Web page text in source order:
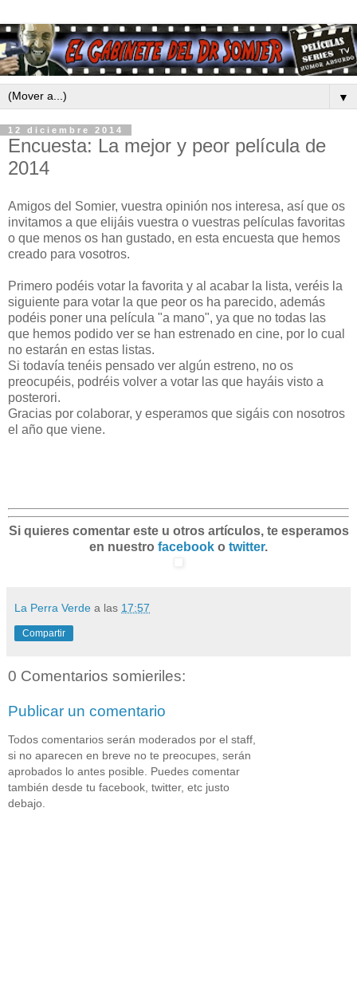
▼
12 diciembre 2014
Encuesta: La mejor y peor película de
2014
Amigos del Somier, vuestra opinión nos interesa, así que os
invitamos a que elijáis vuestra o vuestras películas favoritas
o que menos os han gustado, en esta encuesta que hemos
creado para vosotros.
Primero podéis votar la favorita y al acabar la lista, veréis la
siguiente para votar la que peor os ha parecido, además
podéis poner una película "a mano", ya que no todas las
que hemos podido ver se han estrenado en cine, por lo cual
no estarán en estas listas.
Si todavía tenéis pensado ver algún estreno, no os
preocupéis, podréis volver a votar las que hayáis visto a
posterori.
Gracias por colaborar, y esperamos que sigáis con nosotros
el año que viene.
Si quieres comentar este u otros artículos, te esperamos
en nuestro facebook o twitter.
La Perra Verde a las 17:57
Compartir
0 Comentarios somieriles:
Publicar un comentario
Todos comentarios serán moderados por el staff,
si no aparecen en breve no te preocupes, serán
aprobados lo antes posible. Puedes comentar
también desde tu facebook, twitter, etc justo
debajo.